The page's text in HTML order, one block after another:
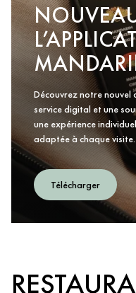
Découvrez notre
service digital et une
une expérience
adaptée à chaque visite.
Télécharger